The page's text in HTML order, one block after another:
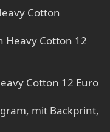
Cotton
Heavy Cotton 12
Cotton 12 Euro
mit Backprint,